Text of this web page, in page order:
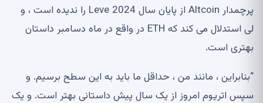
پرچمدار Altcoin از پایان سال 2024 Leve را ندیده است ، و
لی استدلال می کند که ETH در واقع در ماه دسامبر داستان
بهتری است.
“بنابراین ، مانند من ، حداقل ما باید به این سطح برسیم. و
سپس اتریوم امروز از یک سال پیش داستانی بهتر است. و یک